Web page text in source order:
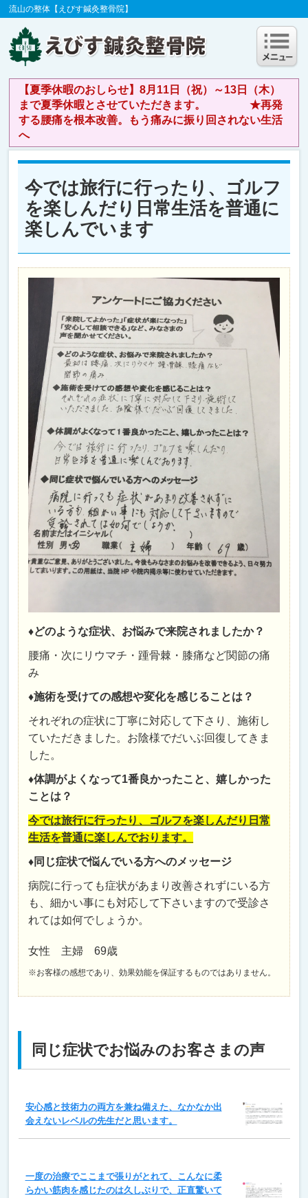
流山の整体【えびす鍼灸整骨院】
【夏季休暇のおしらせ】8月11日（祝）～13日（木）
まで夏季休暇とさせていただきます。 ★再発
する腰痛を根本改善。もう痛みに振り回されない生活
へ
今では旅行に行ったり、ゴルフ
を楽しんだり日常生活を普通に
楽しんでいます
♦どのような症状、お悩みで来院されましたか？
腰痛・次にリウマチ・踵骨棘・膝痛など関節の痛
み
♦施術を受けての感想や変化を感じることは？
それぞれの症状に丁寧に対応して下さり、施術し
ていただきました。お陰様でだいぶ回復してきま
した。
♦体調がよくなって1番良かったこと、嬉しかった
ことは？
今では旅行に行ったり、ゴルフを楽しんだり日常
生活を普通に楽しんでおります。
♦同じ症状で悩んでいる方へのメッセージ
病院に行っても症状があまり改善されずにいる方
も、細かい事にも対応して下さいますので受診さ
れては如何でしょうか。
女性 主婦 69歳
※お客様の感想であり、効果効能を保証するものではありません。
同じ症状でお悩みのお客さまの声
安心感と技術力の両方を兼ね備えた、なかなか出
会えないレベルの先生だと思います。
一度の治療でここまで張りがとれて、こんなに柔
らかい筋肉を感じたのは久しぶりで、正直驚いて